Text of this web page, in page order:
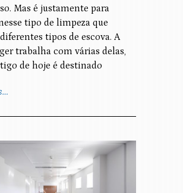
Mas é justamente para
tipo de limpeza que
tipos de escova. A
trabalha com várias delas,
de hoje é destinado